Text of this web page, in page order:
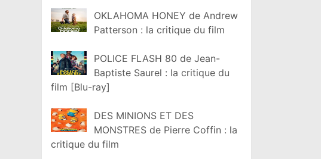
OKLAHOMA HONEY de Andrew
Patterson : la critique du film
POLICE FLASH 80 de Jean-
Baptiste Saurel : la critique du
film [Blu-ray]
DES MINIONS ET DES
MONSTRES de Pierre Coffin : la
critique du film